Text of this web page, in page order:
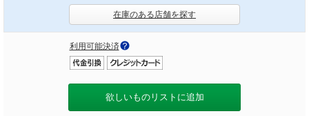
在庫のある店舗を探す
利用可能決済
欲しいものリストに追加